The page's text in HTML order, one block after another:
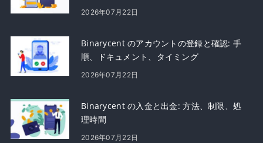
2026年07月22日
Binarycent のアカウントの登録と確認: 手
順、ドキュメント、タイミング
2026年07月22日
Binarycent の入金と出金: 方法、制限、処
理時間
2026年07月22日